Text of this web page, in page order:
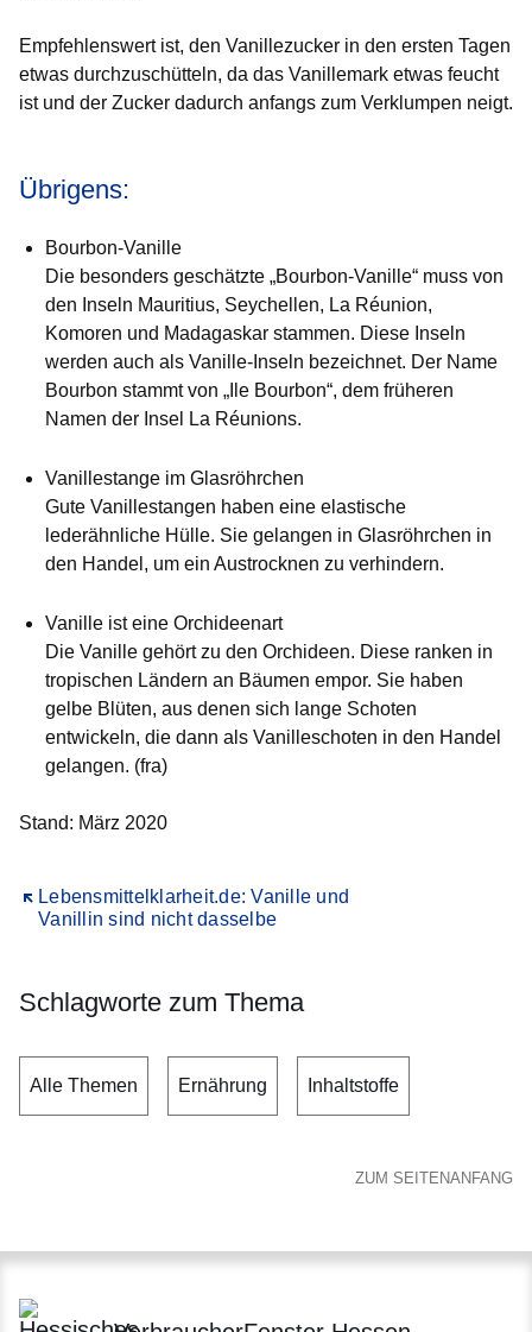
Empfehlenswert ist, den Vanillezucker in den ersten Tagen
etwas durchzuschütteln, da das Vanillemark etwas feucht
ist und der Zucker dadurch anfangs zum Verklumpen neigt.
Übrigens:
Bourbon-Vanille
Die besonders geschätzte „Bourbon-Vanille“ muss von
den Inseln Mauritius, Seychellen, La Réunion,
Komoren und Madagaskar stammen. Diese Inseln
werden auch als Vanille-Inseln bezeichnet. Der Name
Bourbon stammt von „Ile Bourbon“, dem früheren
Namen der Insel La Réunions.
Vanillestange im Glasröhrchen
Gute Vanillestangen haben eine elastische
lederähnliche Hülle. Sie gelangen in Glasröhrchen in
den Handel, um ein Austrocknen zu verhindern.
Vanille ist eine Orchideenart
Die Vanille gehört zu den Orchideen. Diese ranken in
tropischen Ländern an Bäumen empor. Sie haben
gelbe Blüten, aus denen sich lange Schoten
entwickeln, die dann als Vanilleschoten in den Handel
gelangen. (fra)
Stand: März 2020
Lebensmittelklarheit.de: Vanille und
Vanillin sind nicht dasselbe
Öffnet sich in einem neuen Fenster
Schlagworte zum Thema
Alle Themen Ernährung Inhaltstoffe
ZUM SEITENANFANG